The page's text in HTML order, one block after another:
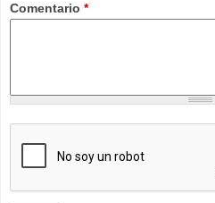
Comentario *